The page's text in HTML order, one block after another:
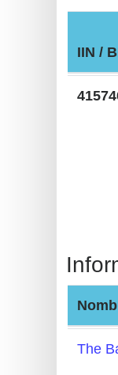
BIN
v2
Credit
Card
Credit
Card
IIN /
The